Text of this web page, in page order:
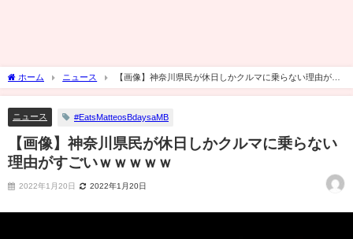
ホーム ニュース
【画像】神奈川県民が休日しかクルマに乗らない理由がす
ごいｗｗｗｗｗ
ニュース #EatsMatteosBdaysaMB
【画像】神奈川県民が休日しかクルマに乗らない
理由がすごいｗｗｗｗｗ
2022年1月20日 2022年1月20日